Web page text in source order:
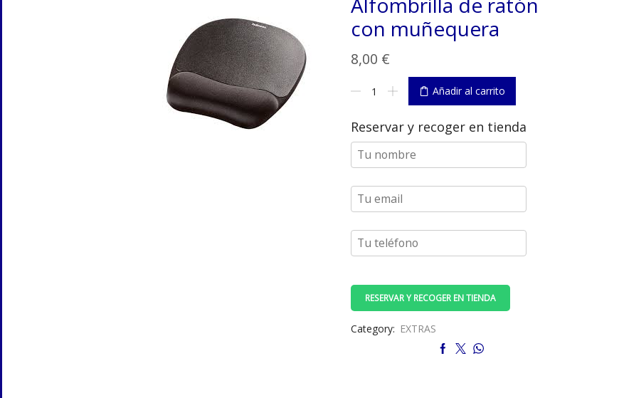
con muñequera
8,00 €
Alfombrilla
con
muñequera
cantidad
Añadir al carrito
Reservar y recoger en tienda
RESERVAR Y RECOGER EN TIENDA
Category: EXTRAS